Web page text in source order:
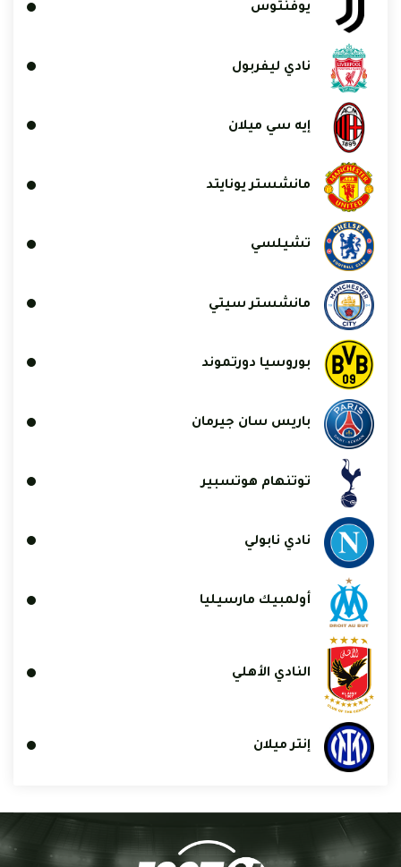
يوفنتوس
نادي ليفربول
إيه سي ميلان
مانشستر يونايتد
تشيلسي
مانشستر سيتي
بوروسيا دورتموند
باريس سان جيرمان
توتنهام هوتسبير
نادي نابولي
أولمبيك مارسيليا
النادي الأهلي
إنتر ميلان